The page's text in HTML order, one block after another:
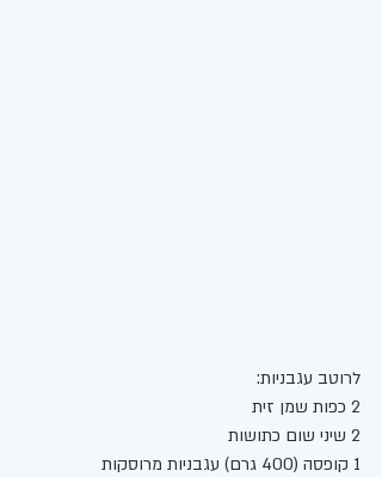
לרוטב עגבניות:
2 כפות שמן זית
2 שיני שום כתושות
1 קופסה (400 גרם) עגבניות מרוסקות